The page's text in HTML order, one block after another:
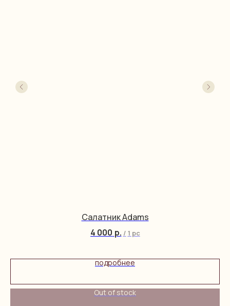
Салатник Adams
4 000 р. / 1 pc
подробнее
Out of stock